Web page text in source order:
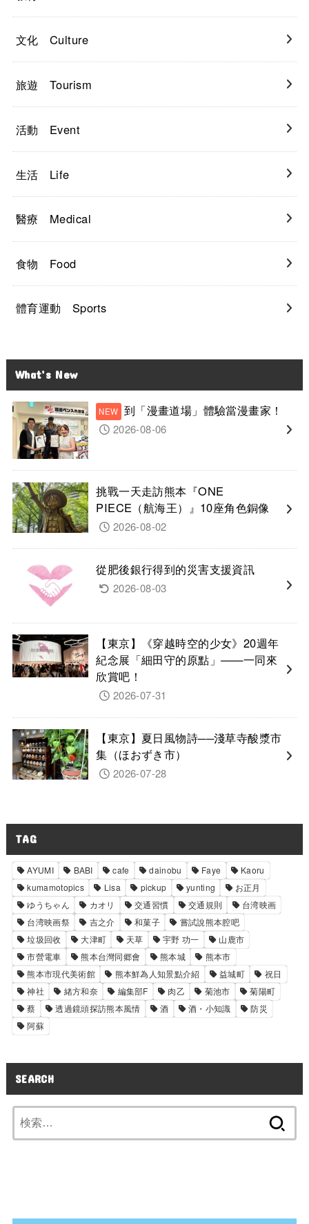
文化 Culture
旅遊 Tourism
活動 Event
生活 Life
醫療 Medical
食物 Food
體育運動 Sports
What’s New
到「漫畫道場」體驗當漫畫家！
2026-08-06
挑戰一天走訪熊本『ONE
PIECE（航海王）』10座角色銅像
2026-08-02
從肥後銀行得到的災害支援資訊
2026-08-03
【東京】《穿越時空的少女》20週年
紀念展「細田守的原點」——一同來
欣賞吧！
2026-07-31
【東京】夏日風物詩──淺草寺酸漿市
集（ほおずき市）
2026-07-28
TAG
AYUMI BABI cafe dainobu Faye
Kaoru
kumamotopics
Lisa pickup yunting
お正月
ゆうちゃん
カオリ 交通習慣 交通規則
台湾映画
台湾映画祭
吉之介 和菓子
嘗試說熊本腔吧
垃圾回收
大津町 天草 宇野 功一
山鹿市
市營電車
熊本台灣同郷會 熊本城
熊本市
熊本市現代美術館
熊本鮮為人知景點介紹 益城町
祝日
神社
緒方和奈 編集部F 肉乙 菊池市
菊陽町
蔡
透過鏡頭探訪熊本風情 酒 酒・小知識
防災
阿蘇
SEARCH
索: